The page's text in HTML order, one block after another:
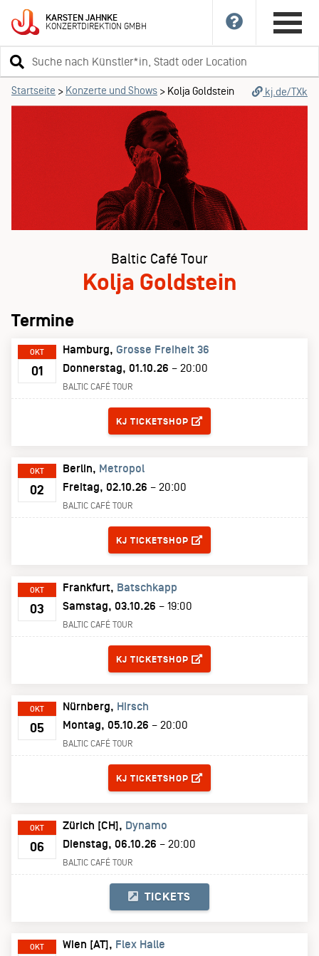
KARSTENJAHNKE
KONZERTDIREKTIONGMBH
Suchbegriff
eingeben
Startseite > Konzerte und Shows > Kolja Goldstein kj.de/TXk
Baltic Café Tour
Kolja Goldstein
Termine
OKT
01
Hamburg Grosse Freiheit 36
Donnerstag, 01.10.26 – 20:00
BALTIC CAFÉ TOUR
KJ TICKETSHOP
OKT
02
Berlin
Metropol
Freitag, 02.10.26 – 20:00
BALTIC CAFÉ TOUR
KJ TICKETSHOP
OKT
03
Frankfurt Batschkapp
Samstag, 03.10.26 – 19:00
BALTIC CAFÉ TOUR
KJ TICKETSHOP
OKT
05
Nürnberg
Hirsch
Montag, 05.10.26 – 20:00
BALTIC CAFÉ TOUR
KJ TICKETSHOP
OKT
06
Zürich [CH]
Dynamo
Dienstag, 06.10.26 – 20:00
BALTIC CAFÉ TOUR
TICKETS
OKT Wien [AT]
Flex Halle